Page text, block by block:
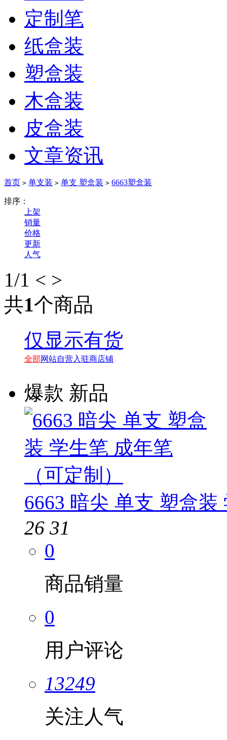
定制笔
纸盒装
塑盒装
木盒装
皮盒装
文章资讯
首页 > 单支装 > 单支 塑盒装 > 6663塑盒装
排序：
上架
销量
价格
更新
人气
1/1 < >
共1个商品
仅显示有货
全部网站自营入驻商店铺
爆款 新品
6663 暗尖 单支 塑盒
26 31
0
商品销量
0
用户评论
13249
关注人气